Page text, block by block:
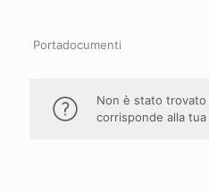
Portadocumenti
Non è stato
corrisponde alla